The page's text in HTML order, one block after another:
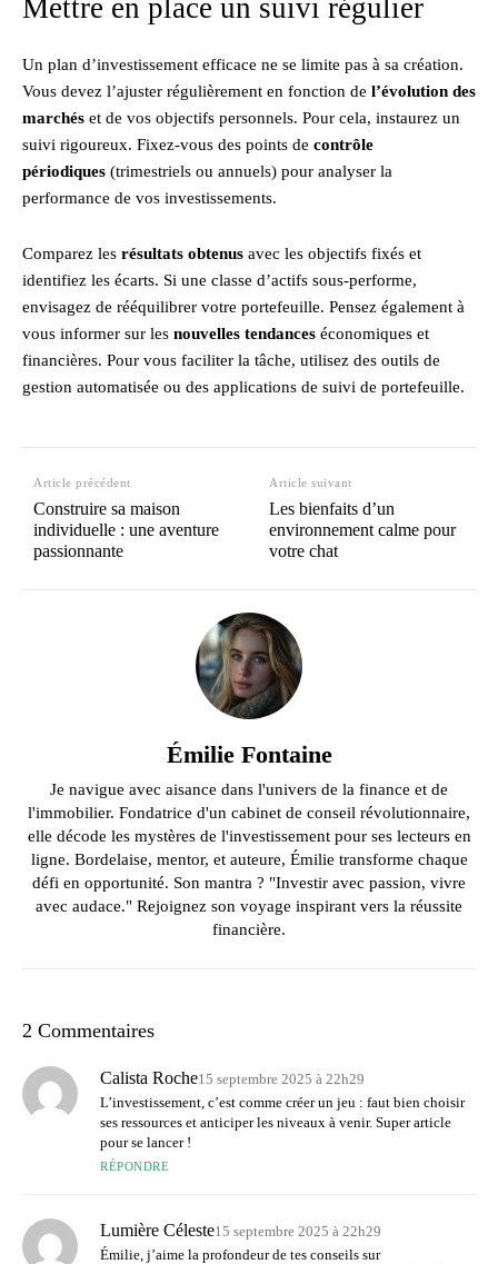
Mettre en place un suivi régulier
Un plan d’investissement efficace ne se limite pas à sa création.
Vous devez l’ajuster régulièrement en fonction de l’évolution des
marchés et de vos objectifs personnels. Pour cela, instaurez un
suivi rigoureux. Fixez-vous des points de contrôle
périodiques (trimestriels ou annuels) pour analyser la
performance de vos investissements.
Comparez les résultats obtenus avec les objectifs fixés et
identifiez les écarts. Si une classe d’actifs sous-performe,
envisagez de rééquilibrer votre portefeuille. Pensez également à
vous informer sur les nouvelles tendances économiques et
financières. Pour vous faciliter la tâche, utilisez des outils de
gestion automatisée ou des applications de suivi de portefeuille.
Article précédent
Construire sa maison
individuelle : une aventure
passionnante
Article suivant
Les bienfaits d’un
environnement calme pour
votre chat
Émilie Fontaine
Je navigue avec aisance dans l'univers de la finance et de
l'immobilier. Fondatrice d'un cabinet de conseil révolutionnaire,
elle décode les mystères de l'investissement pour ses lecteurs en
ligne. Bordelaise, mentor, et auteure, Émilie transforme chaque
défi en opportunité. Son mantra ? "Investir avec passion, vivre
avec audace." Rejoignez son voyage inspirant vers la réussite
financière.
2 Commentaires
Calista Roche15 septembre 2025 à 22h29
L’investissement, c’est comme créer un jeu : faut bien choisir
ses ressources et anticiper les niveaux à venir. Super article
pour se lancer !
RÉPONDRE
Lumière Céleste15 septembre 2025 à 22h29
Émilie, j’aime la profondeur de tes conseils sur